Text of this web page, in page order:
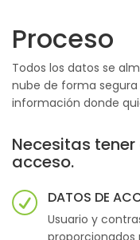
Proceso
Todos los datos se
nube de forma
información donde
Necesitas
acceso.
DATOS DE
Usuario y
proporcionados